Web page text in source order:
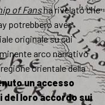
of Fansha rivelato che
potrebbero aver
originale su cui
arco narrativo
orientale della
un accesso
del loro accordo sui